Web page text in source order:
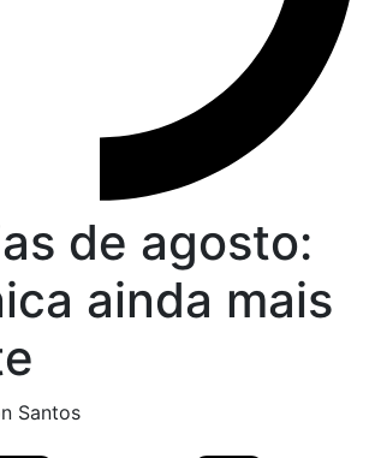
de agosto:
ainda mais